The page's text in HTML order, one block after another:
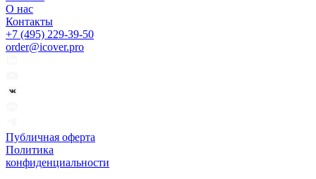
О нас
Контакты
+7 (495) 229-39-50
order@icover.pro
Публичная оферта
Политика
конфиденциальности